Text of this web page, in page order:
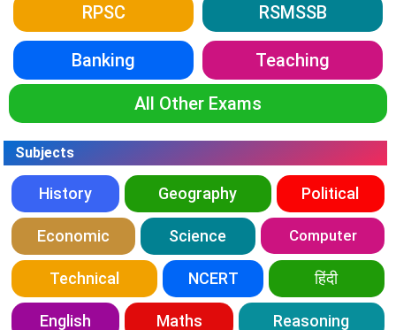
RPSC RSMSSB
Banking Teaching
All Other Exams
Subjects
History Geography Political
Economic Science Computer
Technical NCERT हिंदी
English Maths Reasoning